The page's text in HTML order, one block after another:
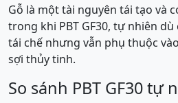
Gỗ là một tài nguyên tái tạo và
trong khi PBT GF30, tự nhiên
tái chế nhưng vẫn phụ thuộc
sợi thủy tinh.
So sánh PBT GF30 tự